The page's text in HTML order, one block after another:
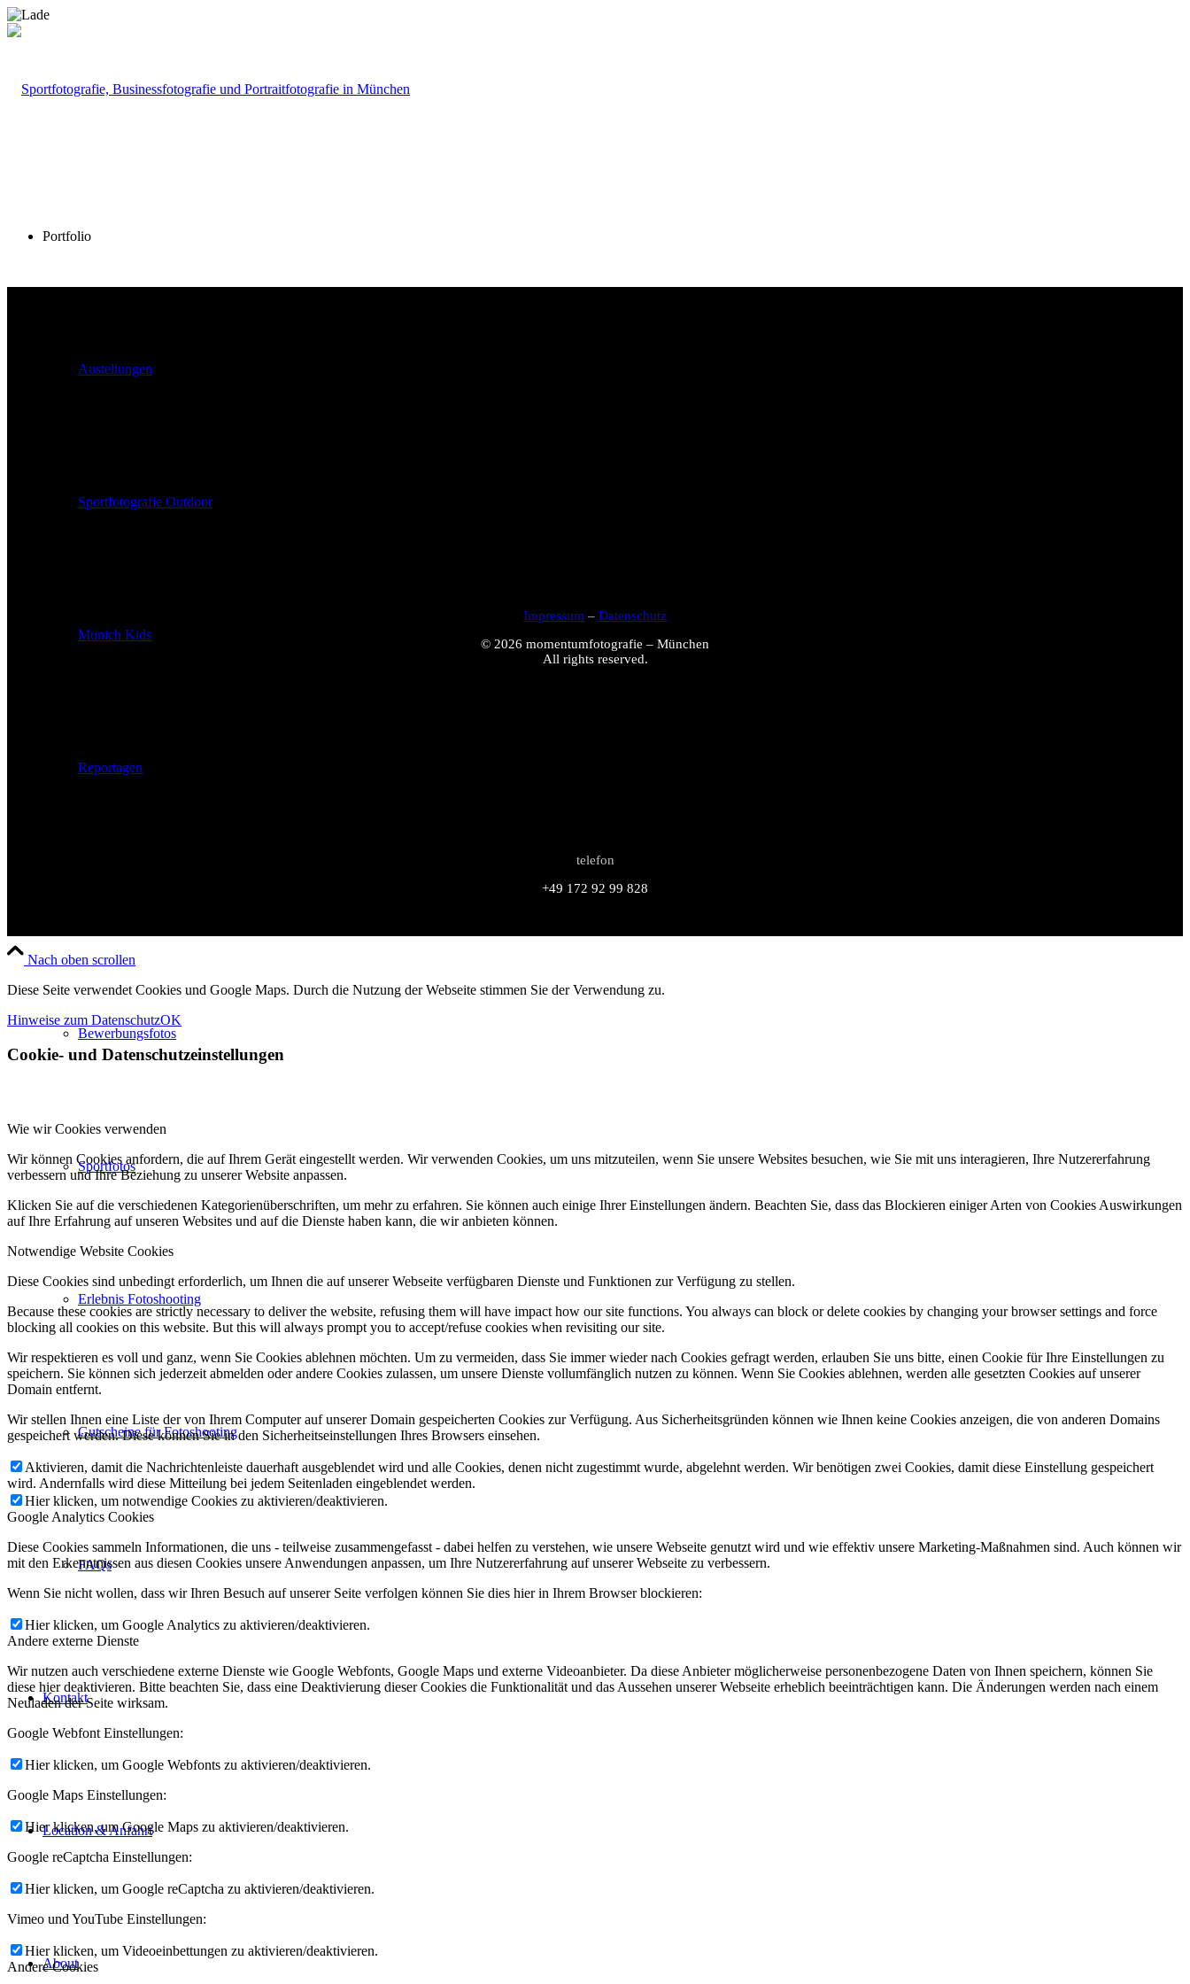
Portfolio
Austellungen
Sportfotografie Outdoor
Munich Kids
Reportagen
Bewerbungsfotos
Sportfotos
Erlebnis Fotoshooting
Gutscheine für Fotoshooting
FAQs
Kontakt
Location & Anfahrt
About
Impressum – Datenschutz
© 2026 momentumfotografie – München
All rights reserved.
telefon
+49 172 92 99 828
Nach oben scrollen
Diese Seite verwendet Cookies und Google Maps. Durch die Nutzung der Webseite stimmen Sie der Verwendung zu.
Hinweise zum DatenschutzOK
Cookie- und Datenschutzeinstellungen
Wie wir Cookies verwenden
Wir können Cookies anfordern, die auf Ihrem Gerät eingestellt werden. Wir verwenden Cookies, um uns mitzuteilen, wenn Sie unsere Websites besuchen, wie Sie mit uns interagieren, Ihre Nutzererfahrung
verbessern und Ihre Beziehung zu unserer Website anpassen.
Klicken Sie auf die verschiedenen Kategorienüberschriften, um mehr zu erfahren. Sie können auch einige Ihrer Einstellungen ändern. Beachten Sie, dass das Blockieren einiger Arten von Cookies Auswirkungen
auf Ihre Erfahrung auf unseren Websites und auf die Dienste haben kann, die wir anbieten können.
Notwendige Website Cookies
Diese Cookies sind unbedingt erforderlich, um Ihnen die auf unserer Webseite verfügbaren Dienste und Funktionen zur Verfügung zu stellen.
Because these cookies are strictly necessary to deliver the website, refusing them will have impact how our site functions. You always can block or delete cookies by changing your browser settings and force
blocking all cookies on this website. But this will always prompt you to accept/refuse cookies when revisiting our site.
Wir respektieren es voll und ganz, wenn Sie Cookies ablehnen möchten. Um zu vermeiden, dass Sie immer wieder nach Cookies gefragt werden, erlauben Sie uns bitte, einen Cookie für Ihre Einstellungen zu
speichern. Sie können sich jederzeit abmelden oder andere Cookies zulassen, um unsere Dienste vollumfänglich nutzen zu können. Wenn Sie Cookies ablehnen, werden alle gesetzten Cookies auf unserer
Domain entfernt.
Wir stellen Ihnen eine Liste der von Ihrem Computer auf unserer Domain gespeicherten Cookies zur Verfügung. Aus Sicherheitsgründen können wie Ihnen keine Cookies anzeigen, die von anderen Domains
gespeichert werden. Diese können Sie in den Sicherheitseinstellungen Ihres Browsers einsehen.
Aktivieren, damit die Nachrichtenleiste dauerhaft ausgeblendet wird und alle Cookies, denen nicht zugestimmt wurde, abgelehnt werden. Wir benötigen zwei Cookies, damit diese Einstellung gespeichert
wird. Andernfalls wird diese Mitteilung bei jedem Seitenladen eingeblendet werden.
Hier klicken, um notwendige Cookies zu aktivieren/deaktivieren.
Google Analytics Cookies
Diese Cookies sammeln Informationen, die uns - teilweise zusammengefasst - dabei helfen zu verstehen, wie unsere Webseite genutzt wird und wie effektiv unsere Marketing-Maßnahmen sind. Auch können wir
mit den Erkenntnissen aus diesen Cookies unsere Anwendungen anpassen, um Ihre Nutzererfahrung auf unserer Webseite zu verbessern.
Wenn Sie nicht wollen, dass wir Ihren Besuch auf unserer Seite verfolgen können Sie dies hier in Ihrem Browser blockieren:
Hier klicken, um Google Analytics zu aktivieren/deaktivieren.
Andere externe Dienste
Wir nutzen auch verschiedene externe Dienste wie Google Webfonts, Google Maps und externe Videoanbieter. Da diese Anbieter möglicherweise personenbezogene Daten von Ihnen speichern, können Sie
diese hier deaktivieren. Bitte beachten Sie, dass eine Deaktivierung dieser Cookies die Funktionalität und das Aussehen unserer Webseite erheblich beeinträchtigen kann. Die Änderungen werden nach einem
Neuladen der Seite wirksam.
Google Webfont Einstellungen:
Hier klicken, um Google Webfonts zu aktivieren/deaktivieren.
Google Maps Einstellungen:
Hier klicken, um Google Maps zu aktivieren/deaktivieren.
Google reCaptcha Einstellungen:
Hier klicken, um Google reCaptcha zu aktivieren/deaktivieren.
Vimeo und YouTube Einstellungen:
Hier klicken, um Videoeinbettungen zu aktivieren/deaktivieren.
Andere Cookies